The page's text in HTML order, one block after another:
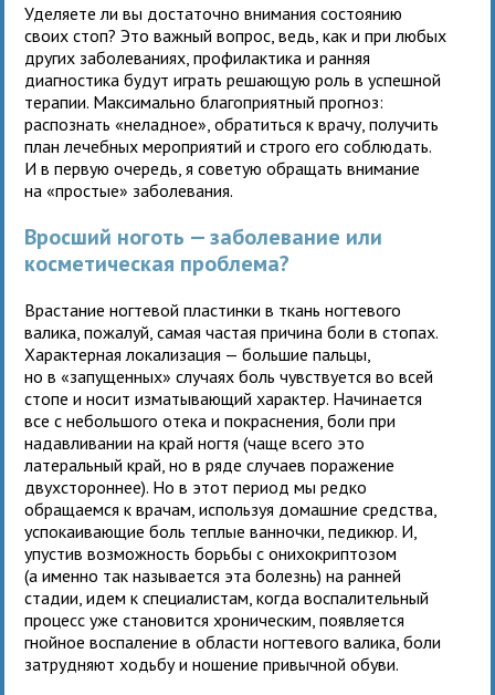
Уделяете ли вы достаточно внимания состоянию
своих стоп? Это важный вопрос, ведь, как и при любых
других заболеваниях, профилактика и ранняя
диагностика будут играть решающую роль в успешной
терапии. Максимально благоприятный прогноз:
распознать «неладное», обратиться к врачу, получить
план лечебных мероприятий и строго его соблюдать.
И в первую очередь, я советую обращать внимание
на «простые» заболевания.
Вросший ноготь — заболевание или
косметическая проблема?
Врастание ногтевой пластинки в ткань ногтевого
валика, пожалуй, самая частая причина боли в стопах.
Характерная локализация — большие пальцы,
но в «запущенных» случаях боль чувствуется во всей
стопе и носит изматывающий характер. Начинается
все с небольшого отека и покраснения, боли при
надавливании на край ногтя (чаще всего это
латеральный край, но в ряде случаев поражение
двухстороннее). Но в этот период мы редко
обращаемся к врачам, используя домашние средства,
успокаивающие боль теплые ванночки, педикюр. И,
упустив возможность борьбы с онихокриптозом
(а именно так называется эта болезнь) на ранней
стадии, идем к специалистам, когда воспалительный
процесс уже становится хроническим, появляется
гнойное воспаление в области ногтевого валика, боли
затрудняют ходьбу и ношение привычной обуви.